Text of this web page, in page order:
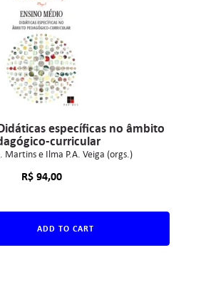
específicas no âmbito
curricular
Martins e Ilma P.A. Veiga (orgs.)
R$94,00
ADD TO CART